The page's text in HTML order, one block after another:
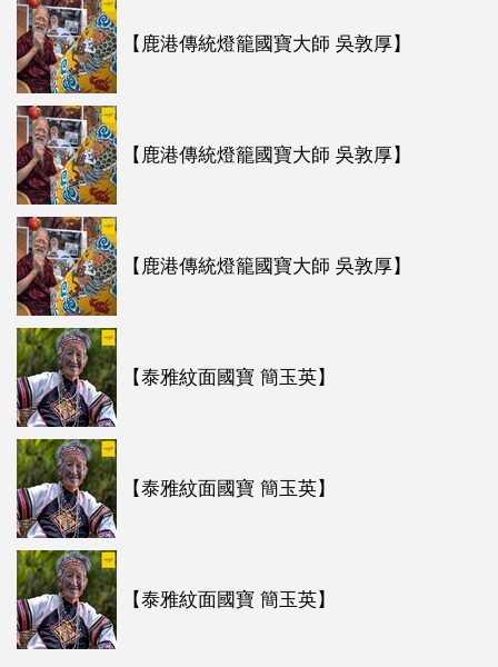
【鹿港傳統燈籠國寶大師 吳敦厚】
【鹿港傳統燈籠國寶大師 吳敦厚】
【鹿港傳統燈籠國寶大師 吳敦厚】
【泰雅紋面國寶 簡玉英】
【泰雅紋面國寶 簡玉英】
【泰雅紋面國寶 簡玉英】